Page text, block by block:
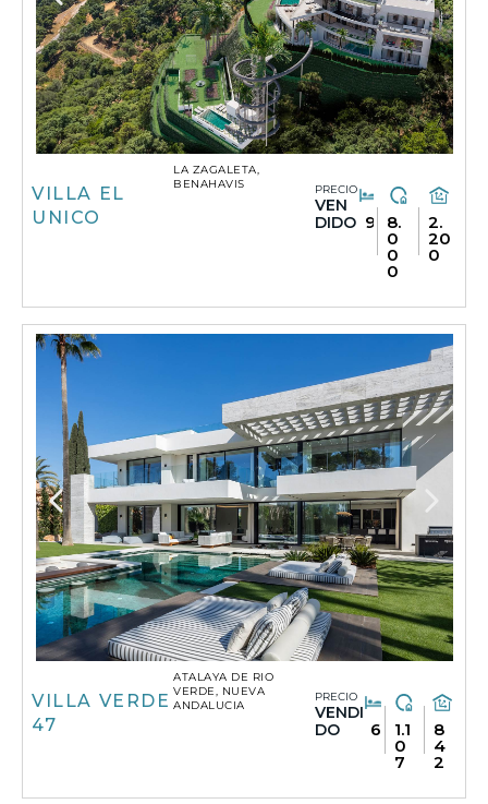
VILLA EL
UNICO
LA ZAGALETA,
BENAHAVIS
PRECIO
VEN
DIDO 9 8.
0
0
0
2.
20
0
VILLA VERDE
47
ATALAYA DE RIO
VERDE, NUEVA
ANDALUCIA
PRECIO
VENDI
DO
6 1.1
0
7
8
4
2